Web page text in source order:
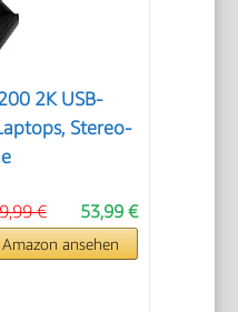
2K USB-
Stereo-
53,99 €
€
Amazon ansehen